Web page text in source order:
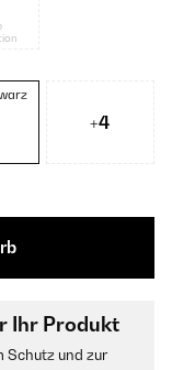
+4
Ihr Produkt
Schutz und zur